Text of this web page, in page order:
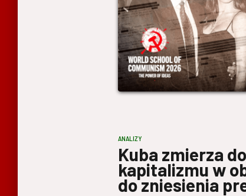
ANALIZY
Kuba zmierza
kapitalizmu w
do zniesienia